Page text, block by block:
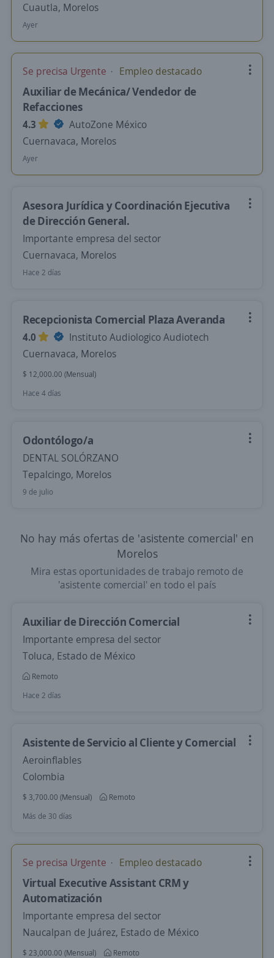
Cuautla, Morelos
Ayer
Se precisa Urgente Empleo destacado
Auxiliar de Mecánica/ Vendedor de
Refacciones
4.3
AutoZone México
Cuernavaca, Morelos
Ayer
Asesora Jurídica y Coordinación Ejecutiva
de Dirección General.
Importante empresa del sector
Cuernavaca, Morelos
Hace 2 días
Recepcionista Comercial Plaza Averanda
4.0
Instituto Audiologico Audiotech
Cuernavaca, Morelos
$ 12,000.00 (Mensual)
Hace 4 días
Odontólogo/a
DENTAL SOLÓRZANO
Tepalcingo, Morelos
9 de julio
No hay más ofertas de 'asistente comercial' en
Morelos
Mira estas oportunidades de trabajo remoto de
'asistente comercial' en todo el país
Auxiliar de Dirección Comercial
Importante empresa del sector
Toluca, Estado de México
Remoto
Hace 2 días
Asistente de Servicio al Cliente y Comercial
Aeroinflables
Colombia
$ 3,700.00 (Mensual)
Remoto
Más de 30 días
Se precisa Urgente Empleo destacado
Virtual Executive Assistant CRM y
Automatización
Importante empresa del sector
Naucalpan de Juárez, Estado de México
$ 23,000.00 (Mensual) Remoto